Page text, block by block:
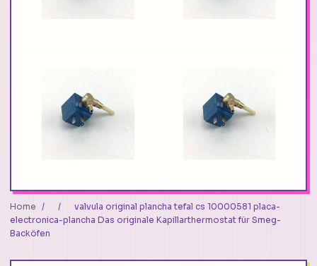
Home / /
valvula original plancha tefal cs 10000581 placa-
electronica-plancha Das originale Kapillarthermostat für Smeg-
Backöfen